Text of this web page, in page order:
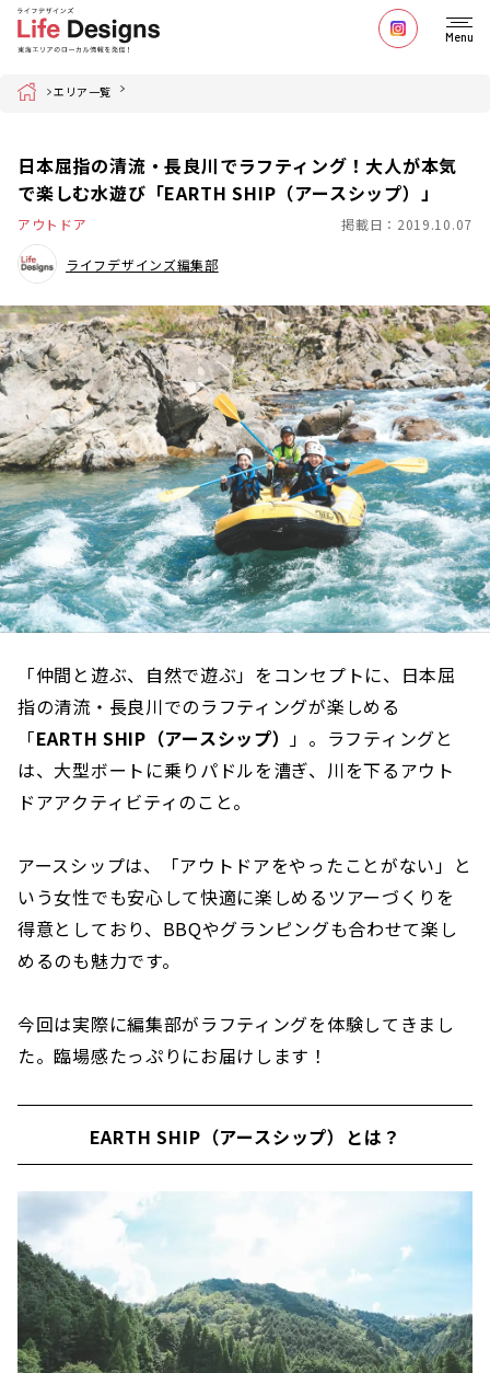
Menu
Home エリア一覧
日本屈指の清流・長良川でラフティング！大人が本気
で楽しむ水遊び「EARTH SHIP（アースシップ）」
アウトドア 掲載日：2019.10.07
ライフデザインズ編集部
「仲間と遊ぶ、自然で遊ぶ」をコンセプトに、日本屈
指の清流・長良川でのラフティングが楽しめる
「EARTH SHIP（アースシップ）
」。ラフティングと
は、大型ボートに乗りパドルを漕ぎ、川を下るアウト
ドアアクティビティのこと。
アースシップは、「アウトドアをやったことがない」と
いう女性でも安心して快適に楽しめるツアーづくりを
得意としており、BBQやグランピングも合わせて楽し
めるのも魅力です。
今回は実際に編集部がラフティングを体験してきまし
た。臨場感たっぷりにお届けします！
EARTH SHIP（アースシップ）とは？